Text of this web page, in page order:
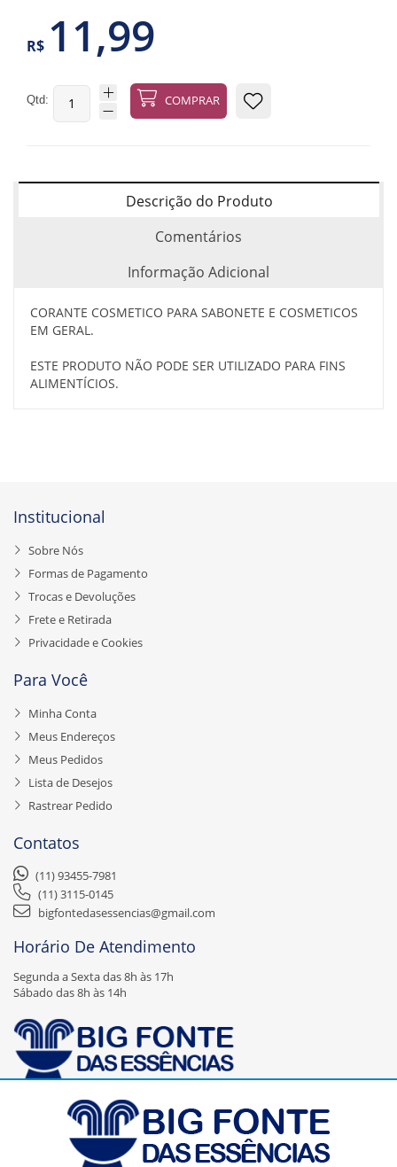
R$ 11,99
Qtd: COMPRAR
Descrição do Produto
Comentários
Informação Adicional
CORANTE COSMETICO PARA SABONETE E COSMETICOS
EM GERAL.
ESTE PRODUTO NÃO PODE SER UTILIZADO PARA FINS
ALIMENTÍCIOS.
Institucional
Sobre Nós
Formas de Pagamento
Trocas e Devoluções
Frete e Retirada
Privacidade e Cookies
Para Você
Minha Conta
Meus Endereços
Meus Pedidos
Lista de Desejos
Rastrear Pedido
Contatos
(11) 93455-7981
(11) 3115-0145
bigfontedasessencias@gmail.com
Horário De Atendimento
Segunda a Sexta das 8h às 17h
Sábado das 8h às 14h
mercado, mas que faz parte de uma expansão da empresa Fonte das
Essências Comércio de Artigos de Perfumaria Ltda – EPP que foi
fundada em Agosto de 2000 e que atua com a finalidade de aumentar
sua atuação no mercado, principalmente virtual.